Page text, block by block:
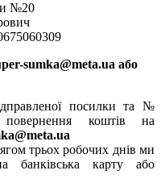
№20
sumka@meta.ua або
посилки та №
повернення коштів на
трьох робочих днів ми
банківська карту або